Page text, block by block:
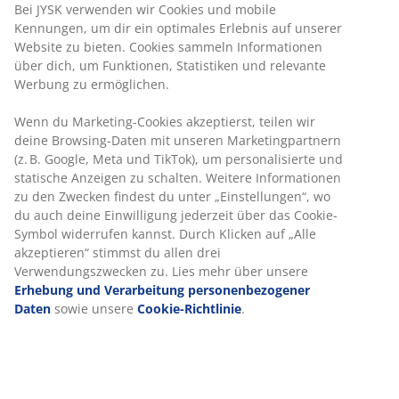
Bei JYSK verwenden wir Cookies und mobile
Kennungen, um dir ein optimales Erlebnis auf unserer
Website zu bieten. Cookies sammeln Informationen
über dich, um Funktionen, Statistiken und relevante
Werbung zu ermöglichen.
Wenn du Marketing-Cookies akzeptierst, teilen wir
deine Browsing-Daten mit unseren Marketingpartnern
(z. B. Google, Meta und TikTok), um personalisierte und
statische Anzeigen zu schalten. Weitere Informationen
zu den Zwecken findest du unter „Einstellungen“, wo
du auch deine Einwilligung jederzeit über das Cookie-
Symbol widerrufen kannst. Durch Klicken auf „Alle
akzeptieren“ stimmst du allen drei
Verwendungszwecken zu. Lies mehr über unsere
Erhebung und Verarbeitung personenbezogener
Daten sowie unsere Cookie-Richtlinie.